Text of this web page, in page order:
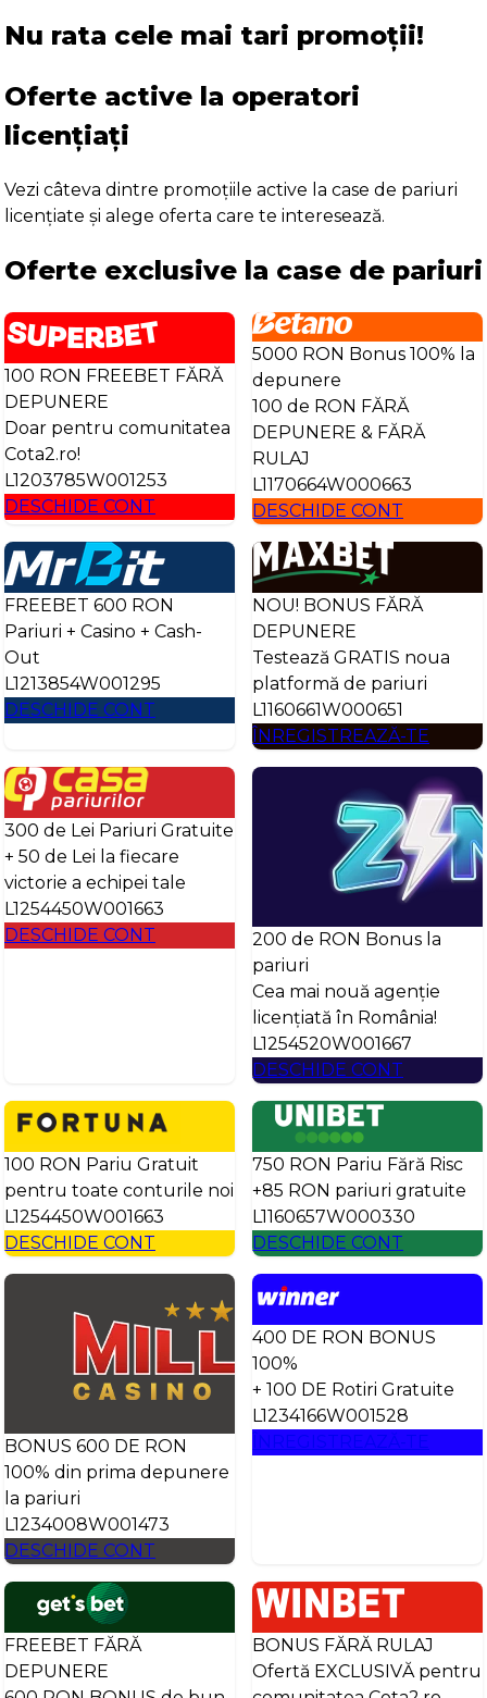
Nu rata cele mai tari promoții!
Oferte active la operatori
licențiați
Vezi câteva dintre promoțiile active la case de pariuri
licențiate și alege oferta care te interesează.
Oferte exclusive la case de pariuri
100 RON FREEBET FĂRĂ
DEPUNERE
Doar pentru comunitatea
Cota2.ro!
L1203785W001253
DESCHIDE CONT
5000 RON Bonus 100% la
depunere
100 de RON FĂRĂ
DEPUNERE & FĂRĂ
RULAJ
L1170664W000663
DESCHIDE CONT
FREEBET 600 RON
Pariuri + Casino + Cash-
Out
L1213854W001295
DESCHIDE CONT
NOU! BONUS FĂRĂ
DEPUNERE
Testează GRATIS noua
platformă de pariuri
L1160661W000651
ÎNREGISTREAZĂ-TE
300 de Lei Pariuri Gratuite
+ 50 de Lei la fiecare
victorie a echipei tale
L1254450W001663
DESCHIDE CONT
200 de RON Bonus la
pariuri
Cea mai nouă agenție
licențiată în România!
L1254520W001667
DESCHIDE CONT
100 RON Pariu Gratuit
pentru toate conturile noi
L1254450W001663
DESCHIDE CONT
750 RON Pariu Fără Risc
+85 RON pariuri gratuite
L1160657W000330
DESCHIDE CONT
BONUS 600 DE RON
100% din prima depunere
la pariuri
L1234008W001473
DESCHIDE CONT
400 DE RON BONUS
100%
+ 100 DE Rotiri Gratuite
L1234166W001528
ÎNREGISTREAZĂ-TE
FREEBET FĂRĂ
DEPUNERE
BONUS FĂRĂ RULAJ
Ofertă EXCLUSIVĂ pentru